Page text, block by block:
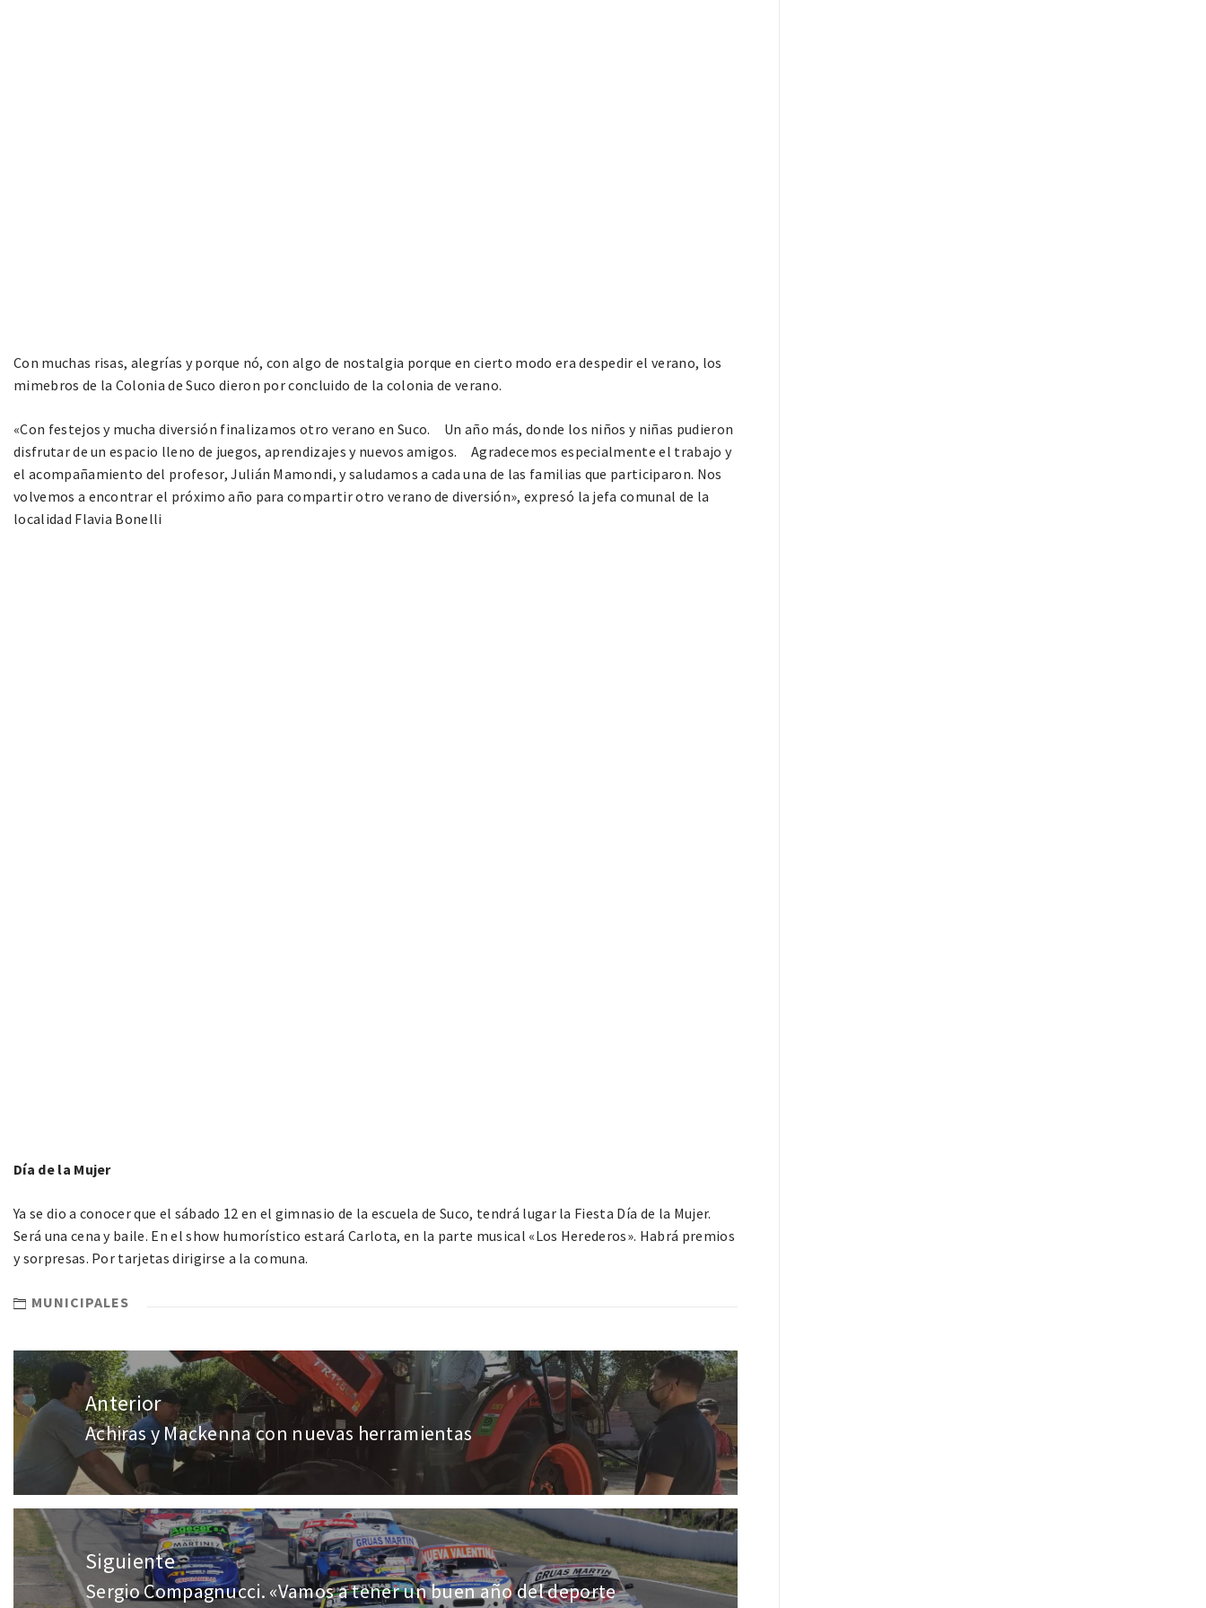
Con muchas risas, alegrías y porque nó, con algo de nostalgia porque en cierto modo era despedir el verano, los
mimebros de la Colonia de Suco dieron por concluido de la colonia de verano.
«Con festejos y mucha diversión finalizamos otro verano en Suco. ⠀Un año más, donde los niños y niñas pudieron
disfrutar de un espacio lleno de juegos, aprendizajes y nuevos amigos. ⠀Agradecemos especialmente el trabajo y
el acompañamiento del profesor, Julián Mamondi, y saludamos a cada una de las familias que participaron. Nos
volvemos a encontrar el próximo año para compartir otro verano de diversión», expresó la jefa comunal de la
localidad Flavia Bonelli
Día de la Mujer
Ya se dio a conocer que el sábado 12 en el gimnasio de la escuela de Suco, tendrá lugar la Fiesta Día de la Mujer.
Será una cena y baile. En el show humorístico estará Carlota, en la parte musical «Los Herederos». Habrá premios
y sorpresas. Por tarjetas dirigirse a la comuna.
MUNICIPALES
Anterior
Achiras y Mackenna con nuevas herramientas
Siguiente
Sergio Compagnucci. «Vamos a tener un buen año del deporte